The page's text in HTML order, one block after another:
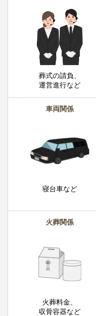
葬式の請負、
運営進行など
車両関係
寝台車など
火葬関係
火葬料金、
収骨容器など